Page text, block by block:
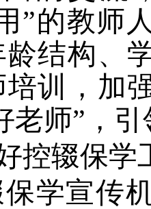
”的教师
结构、
训，加
老师” ，
控辍保学
学宣传